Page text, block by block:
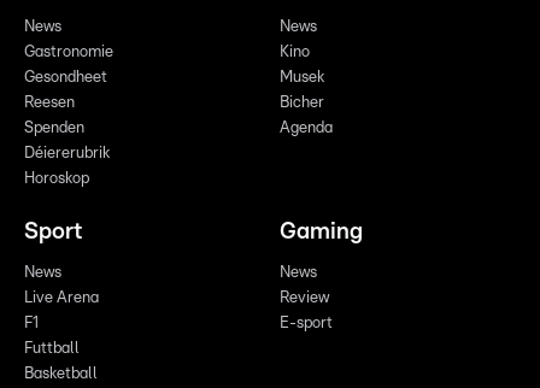
News
Gastronomie
Gesondheet
Reesen
Spenden
Déiererubrik
Horoskop
News
Kino
Musek
Bicher
Agenda
Sport
News
Live Arena
F1
Futtball
Basketball
Gaming
News
Review
E-sport